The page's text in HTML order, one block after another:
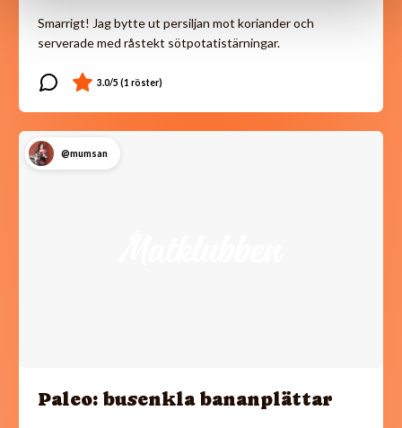
Smarrigt! Jag bytte ut persiljan mot koriander och
serverade med råstekt sötpotatistärningar.
@mumsan
Paleo: busenkla bananplättar